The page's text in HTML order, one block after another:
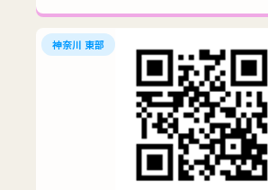
神奈川 東部